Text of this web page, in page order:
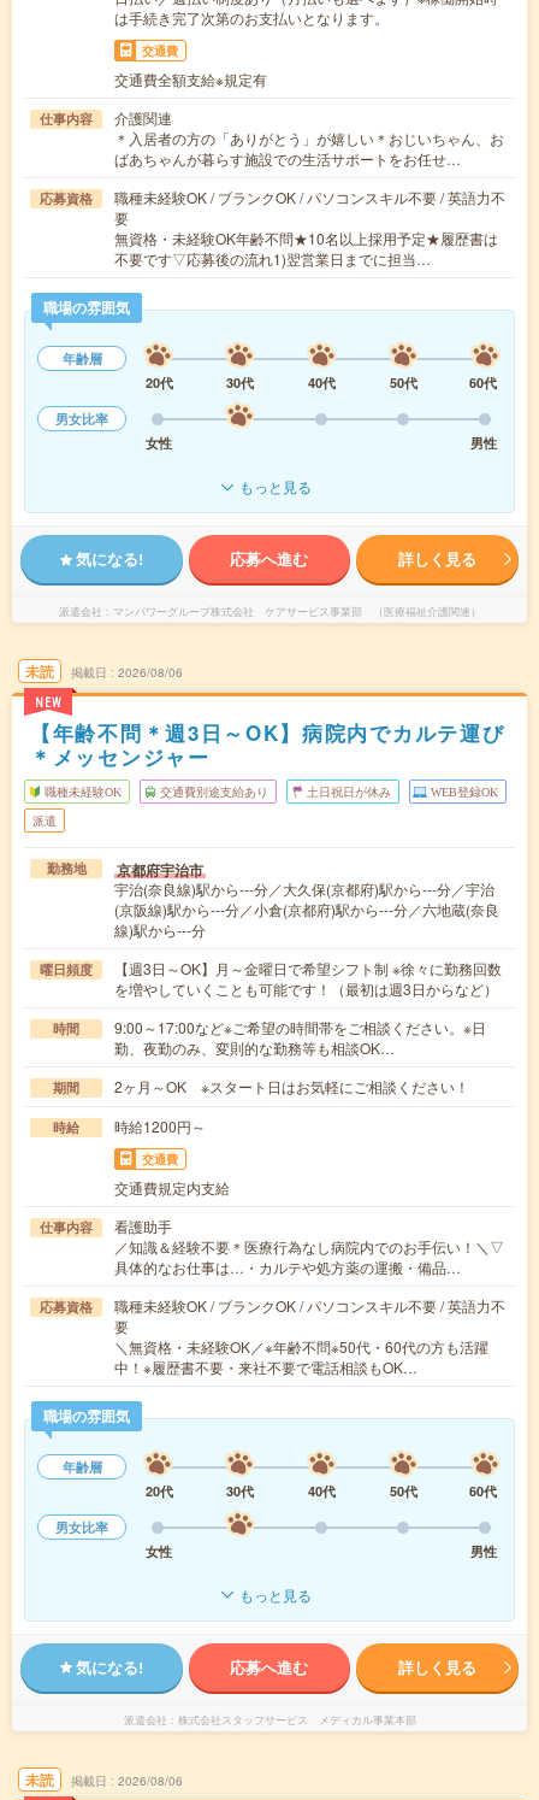
は手続き完了次第のお支払いとなります。
交通費
交通費全額支給※規定有
仕事内容
介護関連
＊入居者の方の「ありがとう」が嬉しい＊おじいちゃん、お
ばあちゃんが暮らす施設での生活サポートをお任せ…
応募資格
職種未経験OK / ブランクOK / パソコンスキル不要 / 英語力不
要
無資格・未経験OK年齢不問★10名以上採用予定★履歴書は
不要です▽応募後の流れ1)翌営業日までに担当…
職場の雰囲気
年齢層
20代
30代 40代 50代
60代
男女比率
女性
男性
もっと見る
気になる! 応募へ進む 詳しく見る
派遣会社 マンパワーグループ株式会社 ケアサービス事業部 （医療福祉介護関連）
未読
NEW
掲載日 2026/08/06
【年齢不問＊週3日～OK】病院内でカルテ運び
＊メッセンジャー
職種未経験OK 交通費別途支給あり 土日祝日が休み WEB登録OK
派遣
勤務地 京都府宇治市
宇治(奈良線)駅から---分／大久保(京都府)駅から---分／宇治
(京阪線)駅から---分／小倉(京都府)駅から---分／六地蔵(奈良
線)駅から---分
曜日頻度
【週3日～OK】月～金曜日で希望シフト制 ※徐々に勤務回数
を増やしていくことも可能です！（最初は週3日からなど）
時間
9:00～17:00など※ご希望の時間帯をご相談ください。※日
勤、夜勤のみ、変則的な勤務等も相談OK…
期間 2ヶ月～OK ※スタート日はお気軽にご相談ください！
時給 時給1200円～
交通費
交通費規定内支給
仕事内容
看護助手
／知識＆経験不要＊医療行為なし病院内でのお手伝い！＼▽
具体的なお仕事は…・カルテや処方薬の運搬・備品…
応募資格
職種未経験OK / ブランクOK / パソコンスキル不要 / 英語力不
要
＼無資格・未経験OK／※年齢不問※50代・60代の方も活躍
中！※履歴書不要・来社不要で電話相談もOK…
職場の雰囲気
年齢層
20代
30代 40代 50代
60代
男女比率
女性
男性
もっと見る
気になる! 応募へ進む 詳しく見る
派遣会社 株式会社スタッフサービス メディカル事業本部
未読 掲載日 2026/08/06